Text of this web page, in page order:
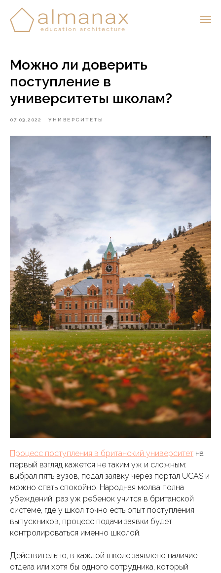
Можно ли доверить
поступление в
университеты школам?
07.03.2022 УНИВЕРСИТЕТЫ
Процесс поступления в британский университет на
первый взгляд кажется не таким уж и сложным:
выбрал пять вузов, подал заявку через портал UCAS и
можно спать спокойно. Народная молва полна
убеждений: раз уж ребенок учится в британской
системе, где у школ точно есть опыт поступления
выпускников, процесс подачи заявки будет
контролироваться именно школой.
Действительно, в каждой школе заявлено наличие
отдела или хотя бы одного сотрудника, который